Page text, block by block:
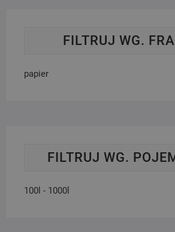
FILTRUJ WG.
papier
FILTRUJ WG.
100l - 1000l